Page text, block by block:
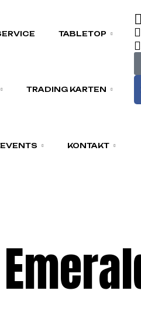
TABLETOP
TRADING KARTEN
EVENTS KONTAKT